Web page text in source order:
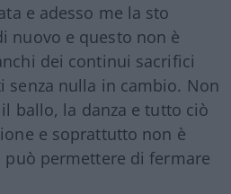
e adesso me la sto
nuovo e questo non è
dei continui sacrifici
senza nulla in cambio. Non
ballo, la danza e tutto ciò
e soprattutto non è
può permettere di fermare